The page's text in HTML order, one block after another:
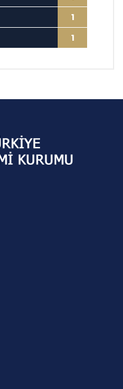
1
1